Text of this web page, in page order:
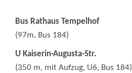
Bus Rathaus Tempelhof
(97m, Bus 184)
U Kaiserin-Augusta-Str.
(350 m, mit Aufzug, U6, Bus 184)